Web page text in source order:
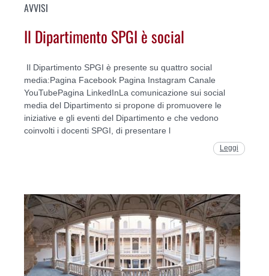
AVVISI
Il Dipartimento SPGI è social
Il Dipartimento SPGI è presente su quattro social
media:Pagina Facebook Pagina Instagram Canale
YouTubePagina LinkedInLa comunicazione sui social
media del Dipartimento si propone di promuovere le
iniziative e gli eventi del Dipartimento e che vedono
coinvolti i docenti SPGI, di presentare l
Leggi